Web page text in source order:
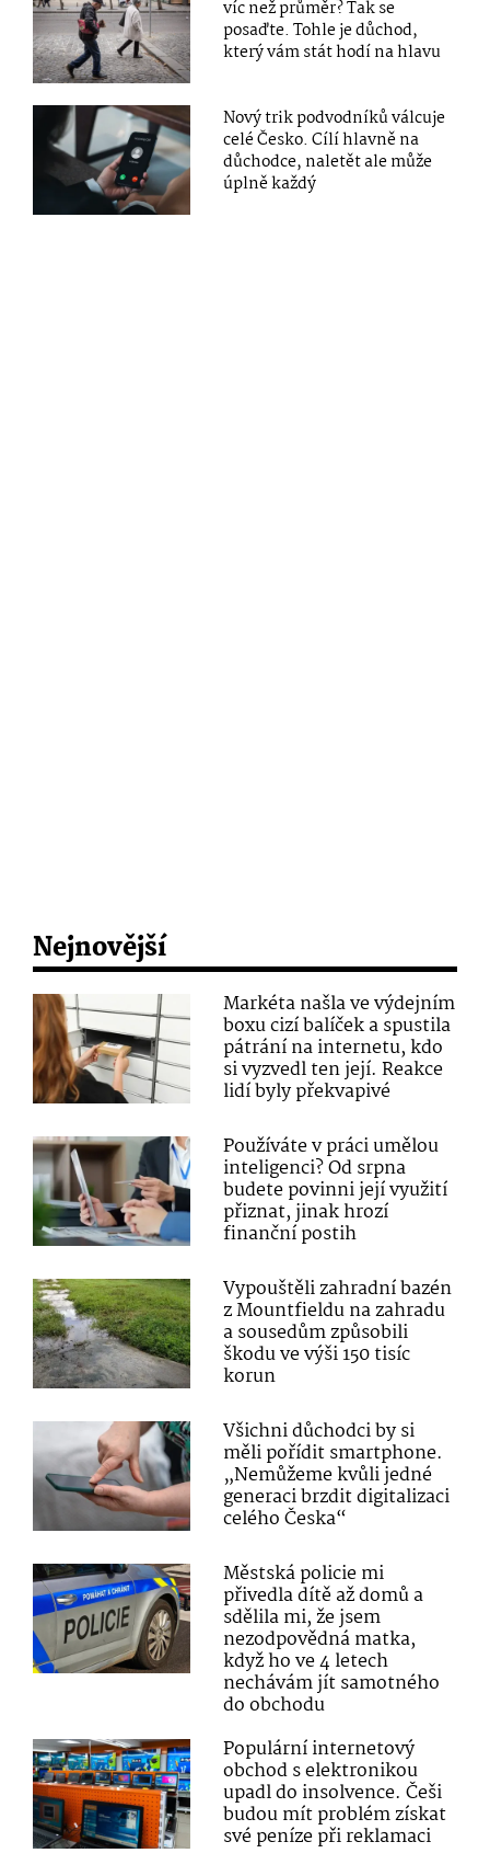
víc než průměr? Tak se
posaďte. Tohle je důchod,
který vám stát hodí na hlavu
Nový trik podvodníků válcuje
celé Česko. Cílí hlavně na
důchodce, naletět ale může
úplně každý
Nejnovější
Markéta našla ve výdejním
boxu cizí balíček a spustila
pátrání na internetu, kdo
si vyzvedl ten její. Reakce
lidí byly překvapivé
Používáte v práci umělou
inteligenci? Od srpna
budete povinni její využití
přiznat, jinak hrozí
finanční postih
Vypouštěli zahradní bazén
z Mountfieldu na zahradu
a sousedům způsobili
škodu ve výši 150 tisíc
korun
Všichni důchodci by si
měli pořídit smartphone.
„Nemůžeme kvůli jedné
generaci brzdit digitalizaci
celého Česka“
Městská policie mi
přivedla dítě až domů a
sdělila mi, že jsem
nezodpovědná matka,
když ho ve 4 letech
nechávám jít samotného
do obchodu
Populární internetový
obchod s elektronikou
upadl do insolvence. Češi
budou mít problém získat
své peníze při reklamaci